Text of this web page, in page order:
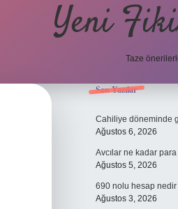
Yeni
Taze
Son Yazılar
Cahiliye döneminde
Ağustos 6, 2026
Avcılar ne kadar
Ağustos 5, 2026
690 nolu hesap nedir
Ağustos 3, 2026